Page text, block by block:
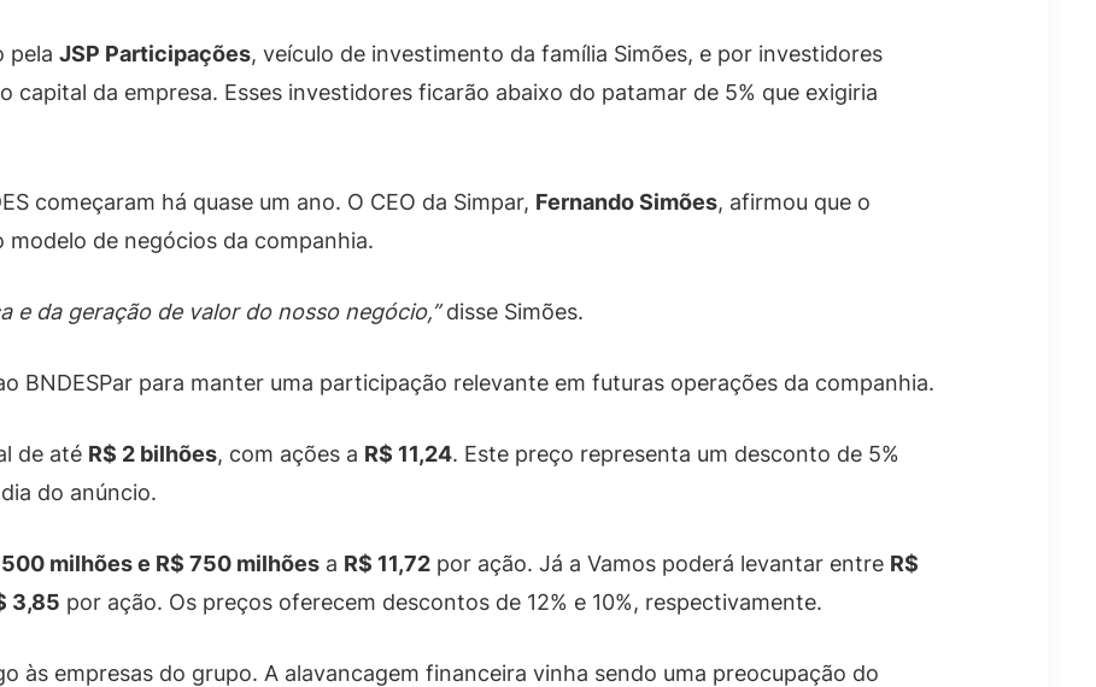
pela JSP Participações, veículo de investimento da família Simões, e por investidores
capital da empresa. Esses investidores ficarão abaixo do patamar de 5% que exigiria
começaram há quase um ano. O CEO da Simpar, Fernando Simões, afirmou que o
de negócios da companhia.
e da geração de valor do nosso negócio,”disse Simões.
BNDESPar para manter uma participação relevante em futuras operações da companhia.
de até R$ 2 bilhões, com ações a R$ 11,24. Este preço representa um desconto de 5%
do anúncio.
500 milhões e R$ 750 milhões a R$ 11,72 por ação. Já a Vamos poderá levantar entre R$
3,85 por ação. Os preços oferecem descontos de 12% e 10%, respectivamente.
às empresas do grupo. A alavancagem financeira vinha sendo uma preocupação do